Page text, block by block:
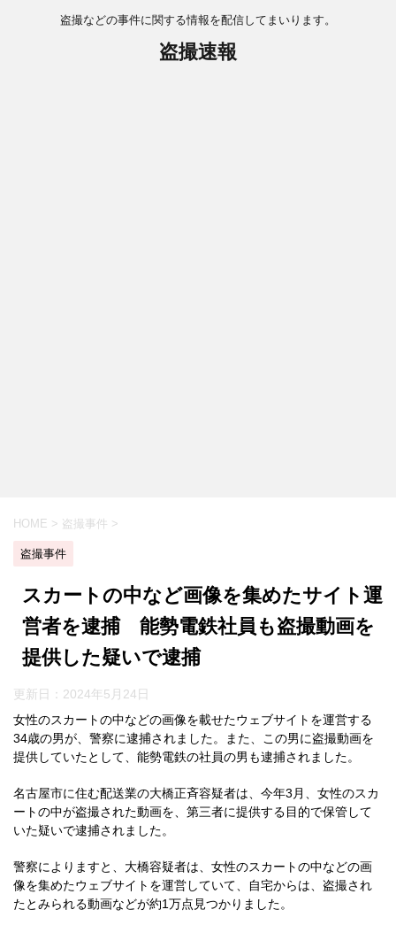
盗撮などの事件に関する情報を配信してまいります。
盗撮速報
HOME > 盗撮事件 >
盗撮事件
スカートの中など画像を集めたサイト運
営者を逮捕 能勢電鉄社員も盗撮動画を
提供した疑いで逮捕
更新日： 2024年5月24日
女性のスカートの中などの画像を載せたウェブサイトを運営する
34歳の男が、警察に逮捕されました。また、この男に盗撮動画を
提供していたとして、能勢電鉄の社員の男も逮捕されました。
名古屋市に住む配送業の大橋正斉容疑者は、今年3月、女性のスカ
ートの中が盗撮された動画を、第三者に提供する目的で保管して
いた疑いで逮捕されました。
警察によりますと、大橋容疑者は、女性のスカートの中などの画
像を集めたウェブサイトを運営していて、自宅からは、盗撮され
たとみられる動画などが約1万点見つかりました。